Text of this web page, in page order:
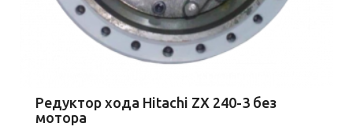
Редуктор хода Hitachi ZX 240-3 без
мотора